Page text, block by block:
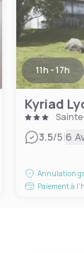
11h - 17h
Kyriad
3.5/5|6
Annulation
Paiement à